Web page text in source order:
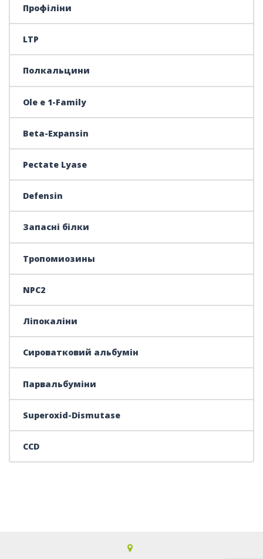
Профіліни
LTP
Полкальцини
Ole e 1-Family
Beta-Expansin
Pectate Lyase
Defensin
Запасні білки
Тропомиозины
NPC2
Ліпокаліни
Сироватковий альбумін
Парвальбуміни
Superoxid-Dismutase
CCD